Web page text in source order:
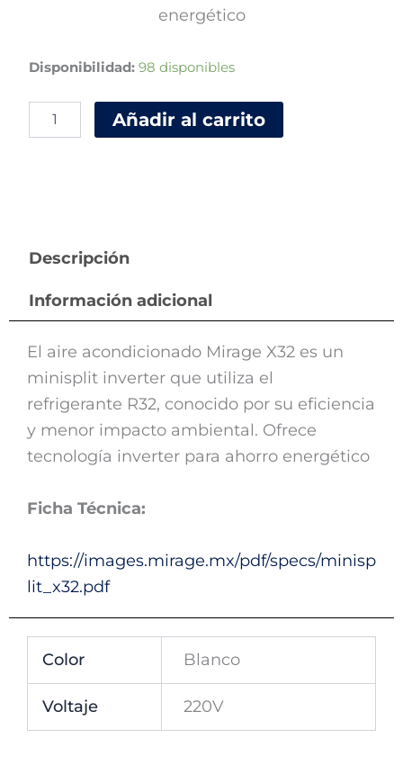
energético
Disponibilidad: 98 disponibles
Aire
Inverter
18000
Añadir al carrito
Descripción
Información adicional
El aire acondicionado Mirage X32 es un
minisplit inverter que utiliza el
refrigerante R32, conocido por su eficiencia
y menor impacto ambiental. Ofrece
tecnología inverter para ahorro energético
Ficha Técnica:
https://images.mirage.mx/pdf/specs/minisp
lit_x32.pdf
Color Blanco
Voltaje 220V